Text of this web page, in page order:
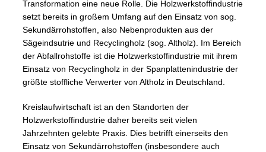
Transformation eine neue Rolle. Die Holzwerkstoffindustrie
setzt bereits in großem Umfang auf den Einsatz von sog.
Sekundärrohstoffen, also Nebenprodukten aus der
Sägeindsutrie und Recyclingholz (sog. Altholz). Im Bereich
der Abfallrohstoffe ist die Holzwerkstoffindustrie mit ihrem
Einsatz von Recyclingholz in der Spanplattenindustrie der
größte stoffliche Verwerter von Altholz in Deutschland.
Kreislaufwirtschaft ist an den Standorten der
Holzwerkstoffindustrie daher bereits seit vielen
Jahrzehnten gelebte Praxis. Dies betrifft einerseits den
Einsatz von Sekundärrohstoffen (insbesondere auch